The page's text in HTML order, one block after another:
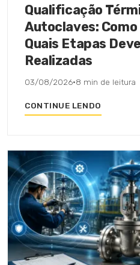
Qualificação
Autoclaves:
Quais Etapas
Realizadas
03/08/2026·8 min de leitura
CONTINUE LENDO